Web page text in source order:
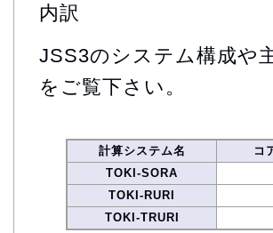
内訳
JSS3のシステム構成や
をご覧下さい。
計算システム名
コ
TOKI-SORA
TOKI-RURI
TOKI-TRURI